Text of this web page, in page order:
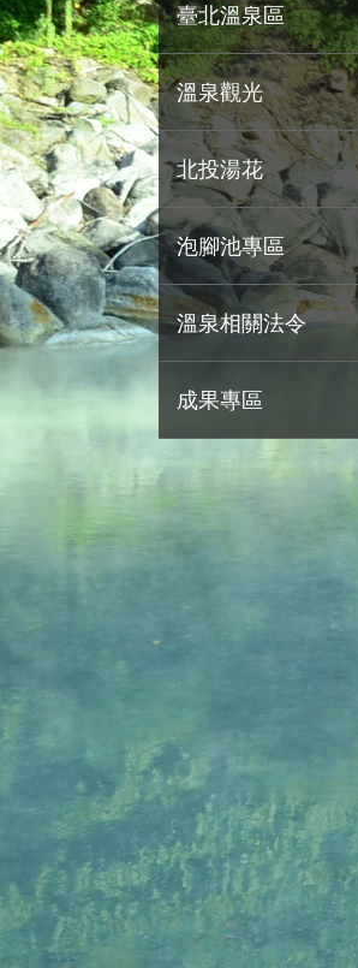
臺北溫泉區
溫泉觀光
北投湯花
泡腳池專區
溫泉相關法令
成果專區